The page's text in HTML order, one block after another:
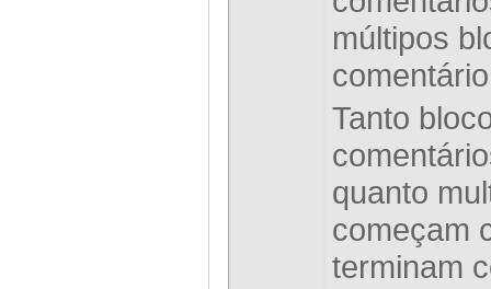
múltipos
comentário
Tanto
quanto
começam
terminam